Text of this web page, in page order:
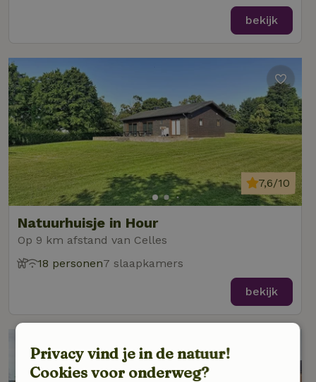
bekijk
Natuurhuisje in Hour
Op 9 km afstand van Celles
7,6/10
18 personen7 slaapkamers
bekijk
Privacy vind je in de natuur!
Cookies voor onderweg?